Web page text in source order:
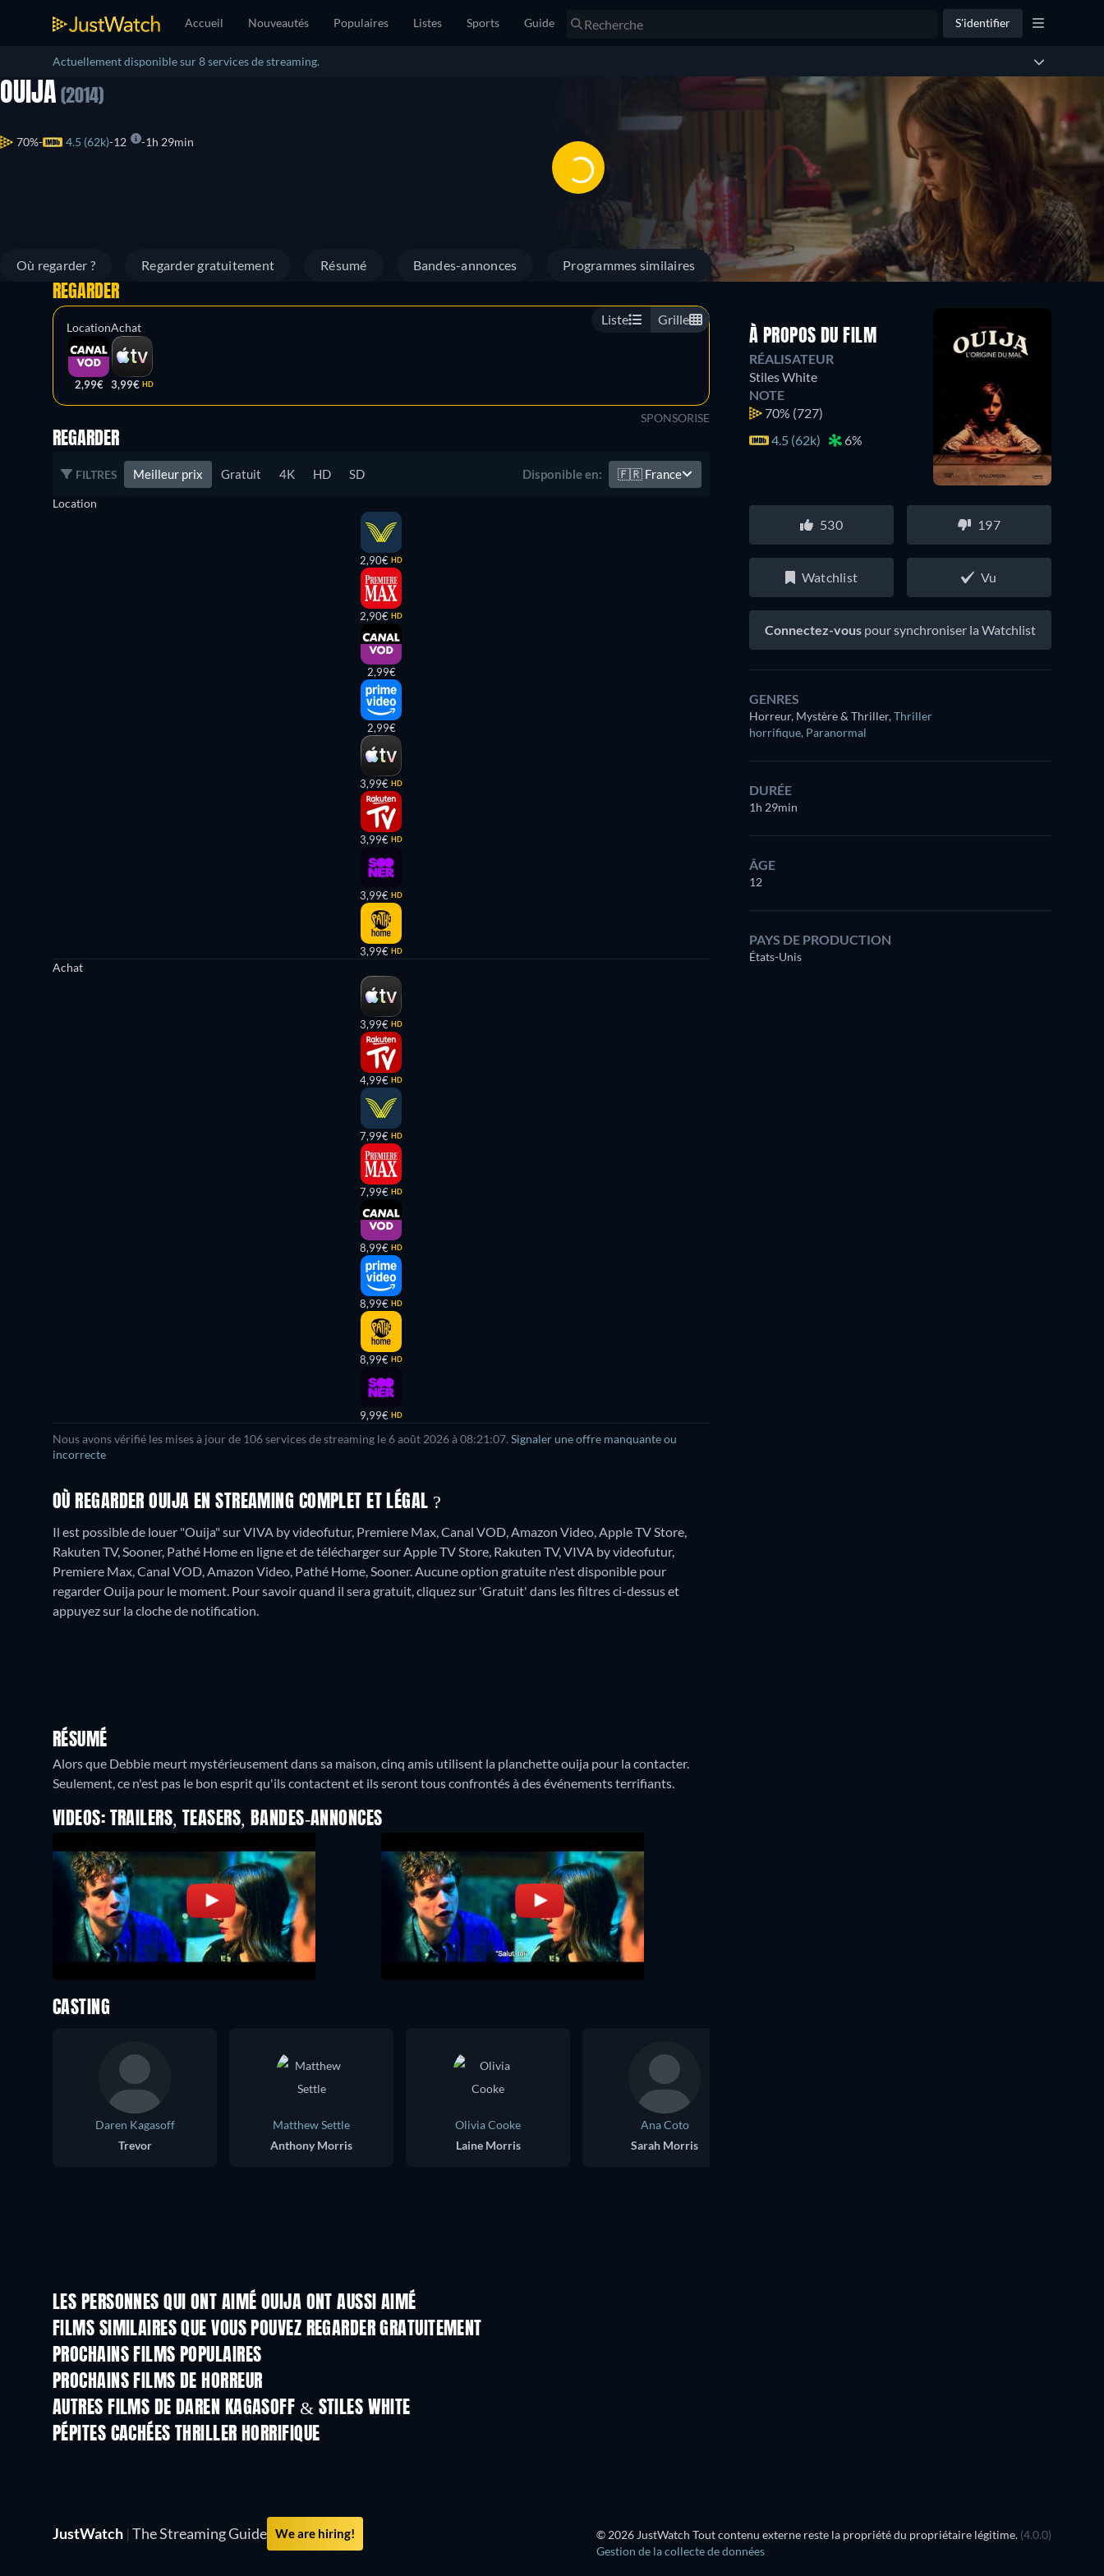
Accueil Nouveautés Populaires Listes Sports Guide S'identifier
Actuellement disponible sur 8 services de streaming.
OUIJA (2014)
70% 4.5 (62k) 12 1h 29min
Où regarder ? Regarder gratuitement Résumé Bandes-annonces Programmes similaires
Liste Grille
REGARDER
Location
2,99€
Achat
3,99€ HD
SPONSORISE
REGARDER
FILTRES Meilleur prix Gratuit 4K HD SD Disponible en: 🇫🇷 France
Location
2,90€ HD
2,90€ HD
2,99€
2,99€
3,99€ HD
3,99€ HD
3,99€ HD
3,99€ HD
Achat
3,99€ HD
4,99€ HD
7,99€ HD
7,99€ HD
8,99€ HD
8,99€ HD
8,99€ HD
9,99€ HD
Nous avons vérifié les mises à jour de 106services de streaming le6 août 2026à08:21:07. Signaler une offre manquante ou
incorrecte
OÙ REGARDER OUIJA EN STREAMING COMPLET ET LÉGAL ?
Il est possible de louer "Ouija" sur VIVA by videofutur, Premiere Max, Canal VOD, Amazon Video, Apple TV Store,
Rakuten TV, Sooner, Pathé Home en ligne et de télécharger sur Apple TV Store, Rakuten TV, VIVA by videofutur,
Premiere Max, Canal VOD, Amazon Video, Pathé Home, Sooner.Aucune option gratuite n'est disponible pour
regarder Ouija pour le moment. Pour savoir quand il sera gratuit, cliquez sur 'Gratuit' dans les filtres ci-dessus et
appuyez sur la cloche de notification.
RÉSUMÉ
Alors que Debbie meurt mystérieusement dans sa maison, cinq amis utilisent la planchette ouija pour la contacter.
Seulement, ce n'est pas le bon esprit qu'ils contactent et ils seront tous confrontés à des événements terrifiants.
VIDEOS: TRAILERS, TEASERS, BANDES-ANNONCES
À PROPOS DU FILM
RÉALISATEUR
Stiles White
NOTE
70% (727)
4.5 (62k)
6%
530 197
Watchlist Vu
Connectez-vous pour synchroniser la Watchlist
GENRES
Horreur, Mystère & Thriller,Thriller
horrifique, Paranormal
DURÉE
1h 29min
ÂGE
12
PAYS DE PRODUCTION
États-Unis
CASTING
Daren Kagasoff
Trevor
Matthew Settle
Anthony Morris
Olivia Cooke
Laine Morris
Ana Coto
Sarah Morris
LES PERSONNES QUI ONT AIMÉ OUIJA ONT AUSSI AIMÉ
FILMS SIMILAIRES QUE VOUS POUVEZ REGARDER GRATUITEMENT
PROCHAINS FILMS POPULAIRES
PROCHAINS FILMS DE HORREUR
AUTRES FILMS DE DAREN KAGASOFF & STILES WHITE
PÉPITES CACHÉES THRILLER HORRIFIQUE
JustWatch | The Streaming Guide We are hiring! © 2026 JustWatch Tout contenu externe reste la propriété du propriétaire légitime. (4.0.0)
Gestion de la collecte de données